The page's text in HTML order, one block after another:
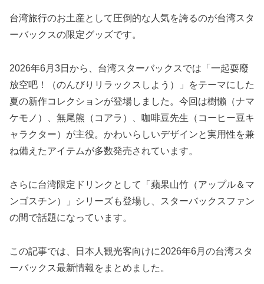
台湾旅行のお土産として圧倒的な人気を誇るのが台湾スタ
ーバックスの限定グッズです。
2026年6月3日から、台湾スターバックスでは「一起耍廢
放空吧！（のんびりリラックスしよう）」をテーマにした
夏の新作コレクションが登場しました。今回は樹懶（ナマ
ケモノ）、無尾熊（コアラ）、咖啡豆先生（コーヒー豆キ
ャラクター）が主役。かわいらしいデザインと実用性を兼
ね備えたアイテムが多数発売されています。
さらに台湾限定ドリンクとして「蘋果山竹（アップル＆マ
ンゴスチン）」シリーズも登場し、スターバックスファン
の間で話題になっています。
この記事では、日本人観光客向けに2026年6月の台湾スタ
ーバックス最新情報をまとめました。